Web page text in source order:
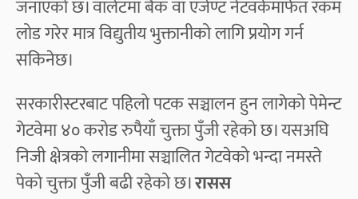
जनाएको छ। वालेटमा बैंक वा एजेण्ट नेटवर्कमार्फत रकम
लोड गरेर मात्र विद्युतीय भुक्तानीको लागि प्रयोग गर्न
सकिनेछ।
सरकारीस्टरबाट पहिलो पटक सञ्चालन हुन लागेको पेमेन्ट
गेटवेमा ४० करोड रुपैयाँ चुक्ता पुँजी रहेको छ। यसअघि
निजी क्षेत्रको लगानीमा सञ्चालित गेटवेको भन्दा नमस्ते
पेको चुक्ता पुँजी बढी रहेको छ।रासस